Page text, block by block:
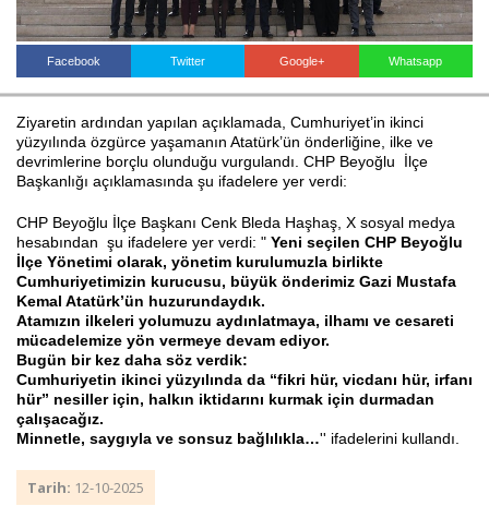
Facebook Twitter Google+ Whatsapp
Ziyaretin ardından yapılan açıklamada, Cumhuriyet’in ikinci
yüzyılında özgürce yaşamanın Atatürk’ün önderliğine, ilke ve
devrimlerine borçlu olunduğu vurgulandı. CHP Beyoğlu İlçe
Başkanlığı açıklamasında şu ifadelere yer verdi:
CHP Beyoğlu İlçe Başkanı Cenk Bleda Haşhaş, X sosyal medya
hesabından şu ifadelere yer verdi: " Yeni seçilen CHP Beyoğlu
İlçe Yönetimi olarak, yönetim kurulumuzla birlikte
Cumhuriyetimizin kurucusu, büyük önderimiz Gazi Mustafa
Kemal Atatürk’ün huzurundaydık.
Atamızın ilkeleri yolumuzu aydınlatmaya, ilhamı ve cesareti
mücadelemize yön vermeye devam ediyor.
Bugün bir kez daha söz verdik:
Cumhuriyetin ikinci yüzyılında da “fikri hür, vicdanı hür, irfanı
hür” nesiller için, halkın iktidarını kurmak için durmadan
çalışacağız.
Minnetle, saygıyla ve sonsuz bağlılıkla…'' ifadelerini kullandı.
Tarih: 12-10-2025
Haberin Doğru Adresi.